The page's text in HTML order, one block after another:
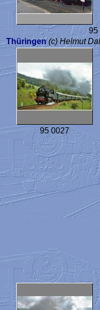
95
Thüringen (c) Helmut
95 0027